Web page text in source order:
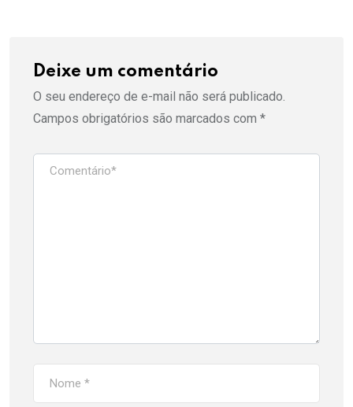
Deixe um comentário
O seu endereço de e-mail não será publicado.
Campos obrigatórios são marcados com *